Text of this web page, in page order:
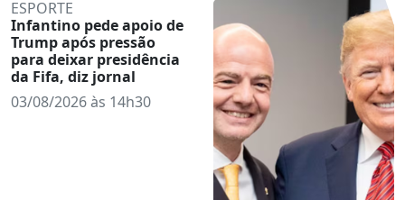
ESPORTE
Infantino pede apoio de
Trump após pressão
para deixar presidência
da Fifa, diz jornal
03/08/2026 às 14h30